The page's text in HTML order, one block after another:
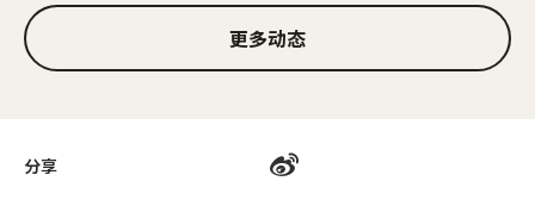
分享
更多动态